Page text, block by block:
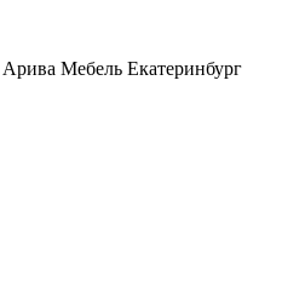
Мебель Екатеринбург